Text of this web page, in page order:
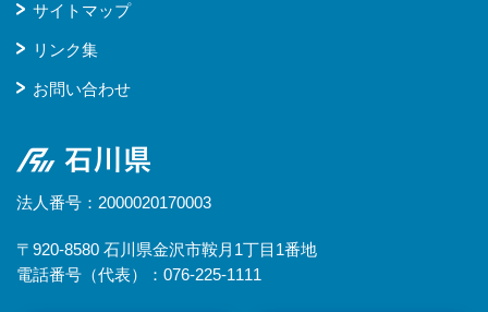
サイトマップ
リンク集
お問い合わせ
石川県
法人番号：2000020170003
〒920-8580 石川県金沢市鞍月1丁目1番地
電話番号（代表）：076-225-1111